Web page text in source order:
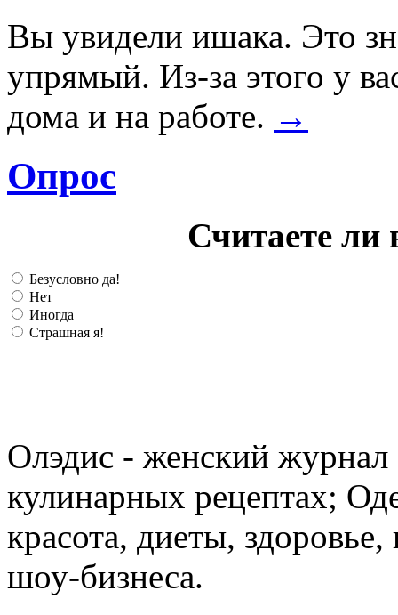
Вы увидели ишака. Это
упрямый. Из-за этого у
дома и на работе. →
Опрос
Считаете ли
Безусловно да!
Нет
Иногда
Страшная я!
Олэдис - женский журнал
кулинарных рецептах;
красота, диеты,
шоу-бизнеса.